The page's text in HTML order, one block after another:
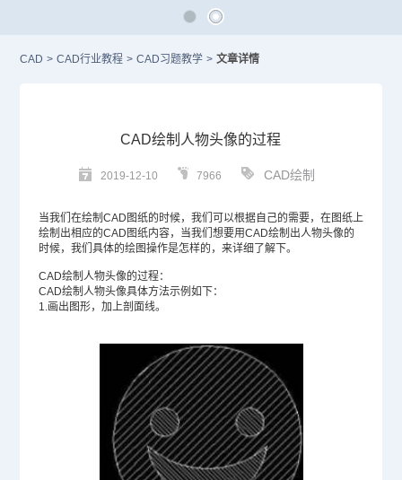
CAD > CAD行业教程 > CAD习题教学 > 文章详情
CAD绘制人物头像的过程
2019-12-10 7966 CAD绘制
当我们在绘制 CAD图纸的时候，我们可以根据自己的需要，在图纸上
绘制出相应的CAD 图纸内容，当我们想要用CAD绘制出人物头像的
时候，我们具体的绘图操作是怎样的，来详细了解下。
CAD绘制人物头像的过程：
CAD绘制人物头像具体方法示例如下：
1.画出图形，加上剖面线。